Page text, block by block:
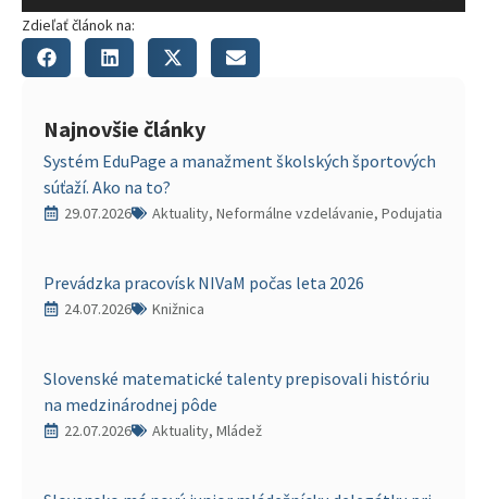
Zdieľať článok na:
Najnovšie články
Systém EduPage a manažment školských športových
súťaží. Ako na to?
29.07.2026 Aktuality, Neformálne vzdelávanie, Podujatia
Prevádzka pracovísk NIVaM počas leta 2026
24.07.2026 Knižnica
Slovenské matematické talenty prepisovali históriu
na medzinárodnej pôde
22.07.2026 Aktuality, Mládež